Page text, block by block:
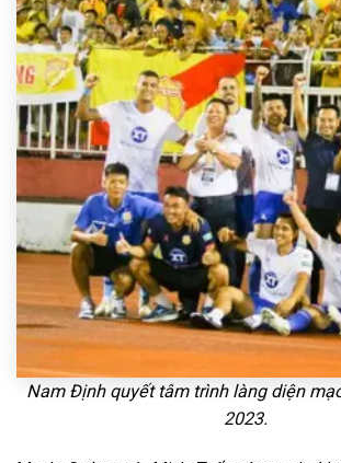
Nam Định quyết tâm trình làng diện
2023.